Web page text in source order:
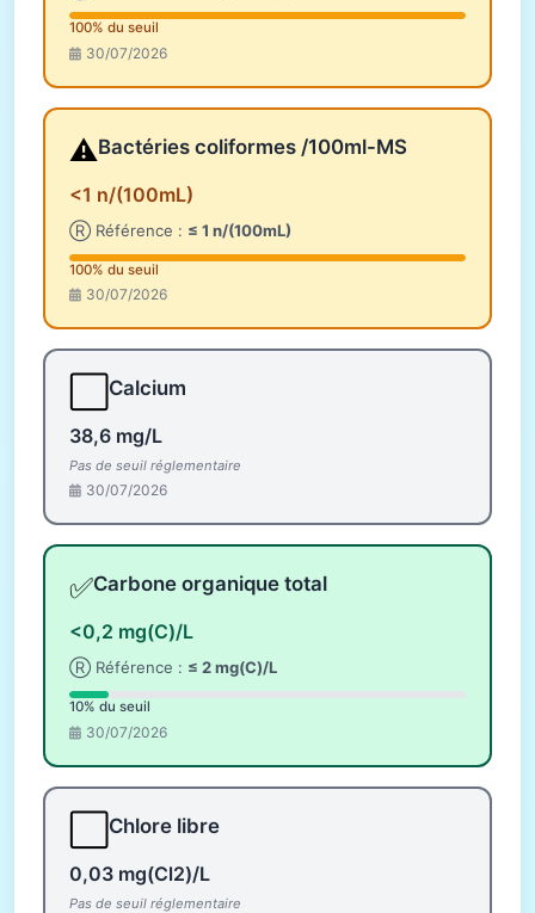
100% du seuil
30/07/2026
⚠️Bactéries coliformes /100ml-MS
<1 n/(100mL)
Ⓡ Référence : ≤ 1 n/(100mL)
100% du seuil
30/07/2026
Calcium
38,6 mg/L
Pas de seuil réglementaire
30/07/2026
✅Carbone organique total
<0,2 mg(C)/L
Ⓡ Référence : ≤ 2 mg(C)/L
10% du seuil
30/07/2026
Chlore libre
0,03 mg(Cl2)/L
Pas de seuil réglementaire